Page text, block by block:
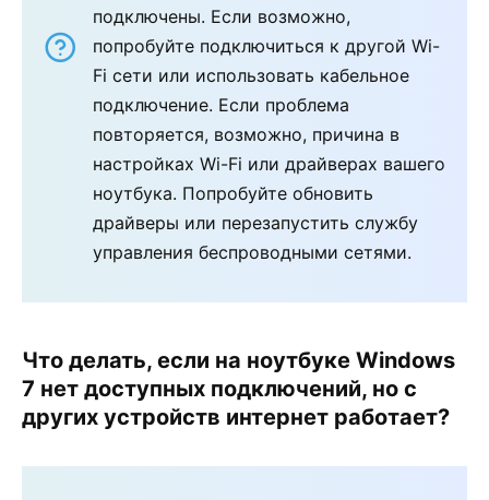
подключены. Если возможно,
попробуйте подключиться к другой Wi-
Fi сети или использовать кабельное
подключение. Если проблема
повторяется, возможно, причина в
настройках Wi-Fi или драйверах вашего
ноутбука. Попробуйте обновить
драйверы или перезапустить службу
управления беспроводными сетями.
Что делать, если на ноутбуке Windows
7 нет доступных подключений, но с
других устройств интернет работает?